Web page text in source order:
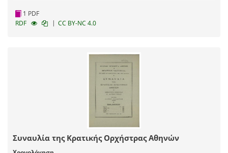
1 PDF
RDF
| CC BY-NC 4.0
Συναυλία της Κρατικής Ορχήστρας Αθηνών